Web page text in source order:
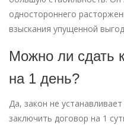
одностороннего
взыскания упущенной
Можно ли сдать
на 1 день?
Да, закон не
заключить договор на 1